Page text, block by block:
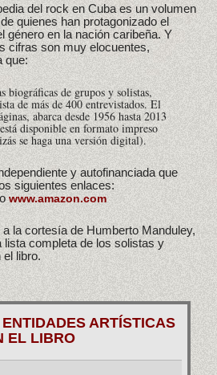
del rock en Cuba es un volumen
quienes han protagonizado el
género en la nación caribeña. Y
cifras son muy elocuentes,
que:
biográficas de grupos y solistas,
de más de 400 entrevistados. El
abarca desde 1956 hasta 2013
disponible en formato impreso
se haga una versión digital).
y autofinanciada que
siguientes enlaces:
www.amazon.com
la cortesía de Humberto Manduley,
lista completa de los solistas y
libro.
ARTÍSTICAS
EL LIBRO